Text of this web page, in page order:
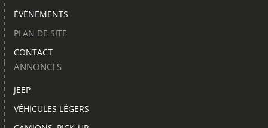
ÉVÉNEMENTS
PLAN DE SITE
CONTACT
ANNONCES
JEEP
VÉHICULES LÉGERS